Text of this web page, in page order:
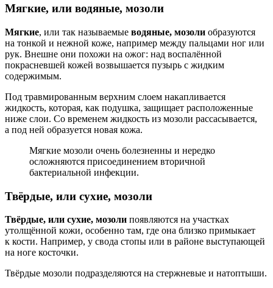
Мягкие, или водяные, мозоли
Мягкие, или так называемые водяные, мозоли образуются
на тонкой и нежной коже, например между пальцами ног или
рук. Внешне они похожи на ожог: над воспалённой
покрасневшей кожей возвышается пузырь с жидким
содержимым.
Под травмированным верхним слоем накапливается
жидкость, которая, как подушка, защищает расположенные
ниже слои. Со временем жидкость из мозоли рассасывается,
а под ней образуется новая кожа.
Мягкие мозоли очень болезненны и нередко
осложняются присоединением вторичной
бактериальной инфекции.
Твёрдые, или сухие, мозоли
Твёрдые, или сухие, мозоли появляются на участках
утолщённой кожи, особенно там, где она близко примыкает
к кости. Например, у свода стопы или в районе выступающей
на ноге косточки.
Твёрдые мозоли подразделяются на стержневые и натоптыши.